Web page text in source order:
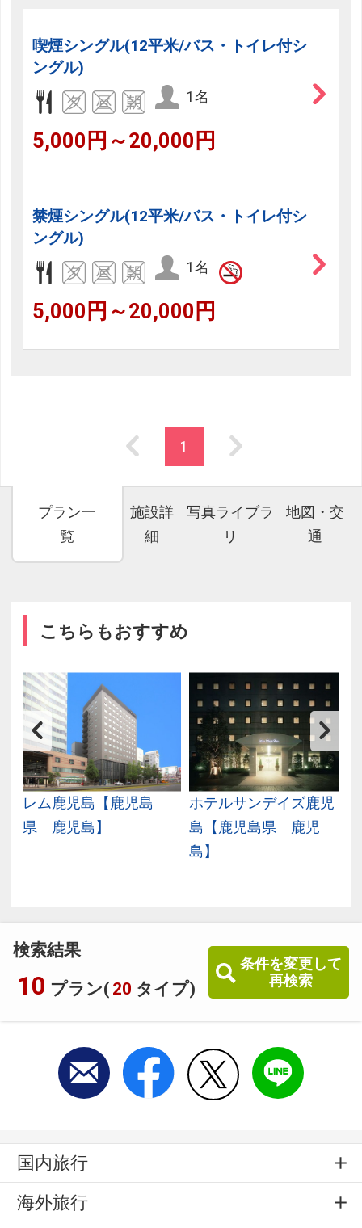
検索結果
10 プラン( 20 タイプ)
条件を変更して
再検索
喫煙シングル(12平米/バス・トイレ付シ
ングル)
1名
5,000円～20,000円
禁煙シングル(12平米/バス・トイレ付シ
ングル)
1名
5,000円～20,000円
1
プラン一
覧
施設詳
細
写真ライブラ
リ
地図・交
通
こちらもおすすめ
レム鹿児島【鹿児島
県 鹿児島】
ホテルサンデイズ鹿児
島【鹿児島県 鹿児
島】
国内旅行
海外旅行